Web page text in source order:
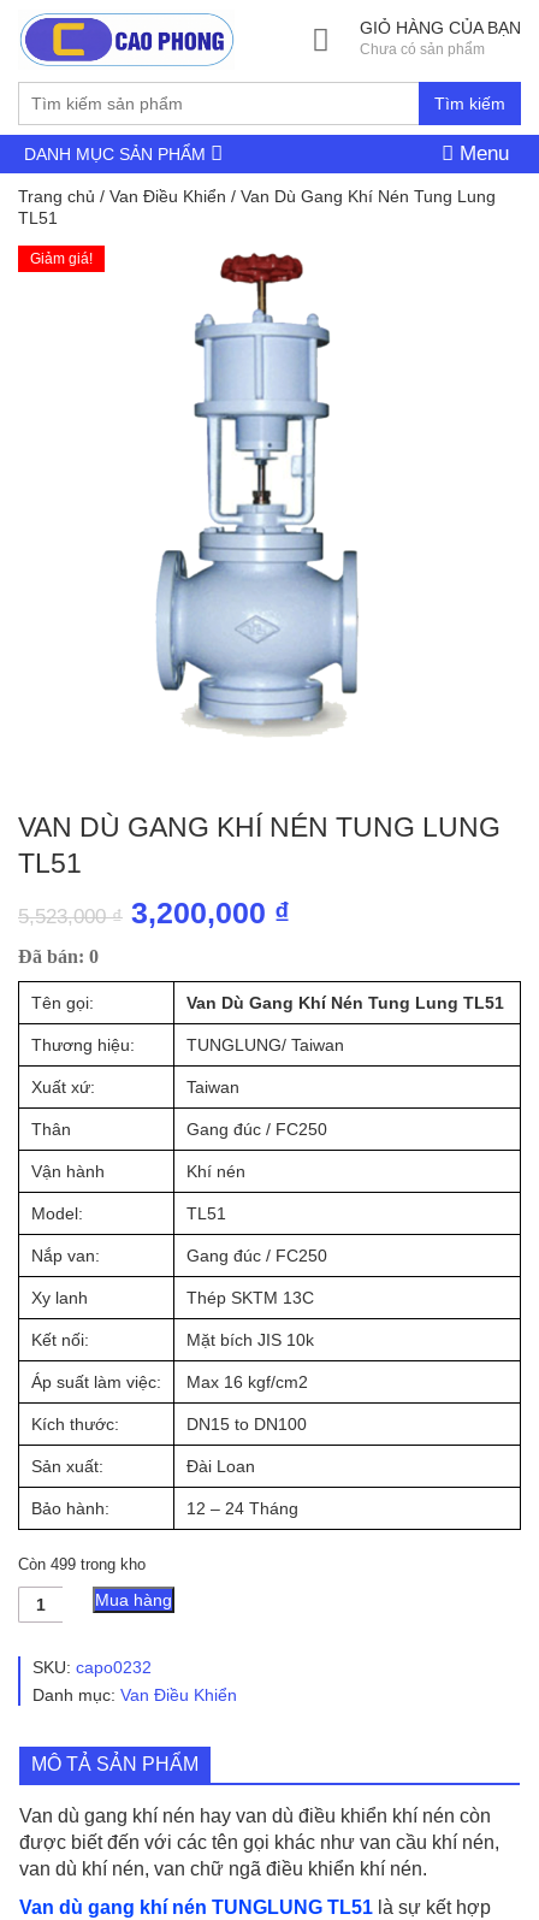
Tìm kiếm
GIỎ HÀNG CỦA BẠN
Chưa có sản phẩm
DANH MỤC SẢN PHẨM Menu
Trang chủ / Van Điều Khiển / Van Dù Gang Khí Nén Tung Lung
TL51
Giảm giá!
VAN DÙ GANG KHÍ NÉN TUNG LUNG
TL51
5,523,000₫ Giá
là:
5,523,000 ₫.
3,200,000 ₫
tại
là:
3,200,000 ₫.
Đã bán: 0
Tên gọi: Van Dù Gang Khí Nén Tung Lung TL51
Thương hiệu: TUNGLUNG/ Taiwan
Xuất xứ: Taiwan
Thân Gang đúc / FC250
Vận hành Khí nén
Model: TL51
Nắp van: Gang đúc / FC250
Xy lanh Thép SKTM 13C
Kết nối: Mặt bích JIS 10k
Áp suất làm việc: Max 16 kgf/cm2
Kích thước: DN15 to DN100
Sản xuất: Đài Loan
Bảo hành: 12 – 24 Tháng
Còn 499 trong kho
Van
Dù
Khí
Tung
TL51
số
lượng
Mua hàng
SKU: capo0232
Danh mục: Van Điều Khiển
MÔ TẢ SẢN PHẨM
Van dù gang khí nén hay van dù điều khiển khí nén còn
được biết đến với các tên gọi khác như van cầu khí nén,
van dù khí nén, van chữ ngã điều khiển khí nén.
Van dù gang khí nén TUNGLUNG TL51 là sự kết hợp